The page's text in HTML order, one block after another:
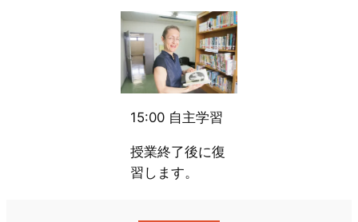
15:00 自主学習
授業終了後に復
習します。